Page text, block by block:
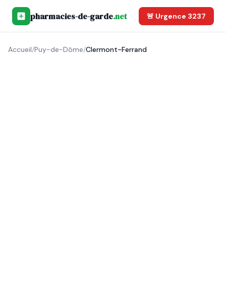
pharmacies-de-garde.net 🚨 Urgence 3237
Accueil/Puy-de-Dôme/Clermont-Ferrand